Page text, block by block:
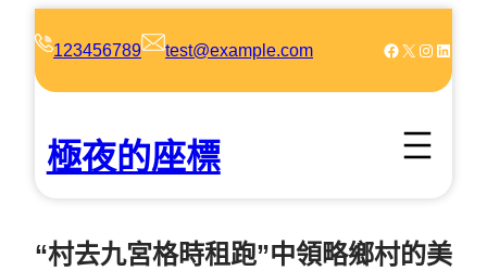
123456789 test@example.com Facebook X Instagram LinkedIn
極夜的座標
“村去九宮格時租跑”中領略鄉村的美